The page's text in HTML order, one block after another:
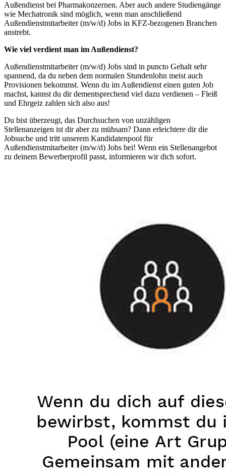
Außendienst bei Pharmakonzernen. Aber auch andere Studiengänge
wie Mechatronik sind möglich, wenn man anschließend
Außendienstmitarbeiter (m/w/d) Jobs in KFZ-bezogenen Branchen
anstrebt.
Wie viel verdient man im Außendienst?
Außendienstmitarbeiter (m/w/d) Jobs sind in puncto Gehalt sehr
spannend, da du neben dem normalen Stundenlohn meist auch
Provisionen bekommst. Wenn du im Außendienst einen guten Job
machst, kannst du dir dementsprechend viel dazu verdienen – Fleiß
und Ehrgeiz zahlen sich also aus!
Du bist überzeugt, das Durchsuchen von unzähligen
Stellenanzeigen ist dir aber zu mühsam? Dann erleichtere dir die
Jobsuche und tritt unserem Kandidatenpool für
Außendienstmitarbeiter (m/w/d) Jobs bei! Wenn ein Stellenangebot
zu deinem Bewerberprofil passt, informieren wir dich sofort.